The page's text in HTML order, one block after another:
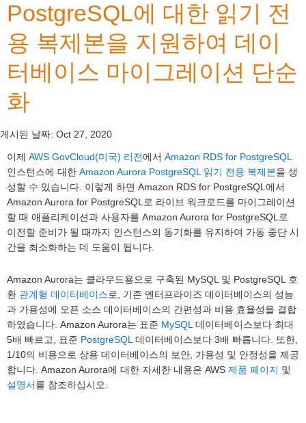
PostgreSQL에 대한 읽기 전
용 복제본을 지원하여 데이
터베이스 마이그레이션 단순
화
게시된 날짜: Oct 27, 2020
이제 AWS GovCloud(미국) 리전에서 Amazon RDS for PostgreSQL
인스턴스에 대한 Amazon Aurora PostgreSQL 읽기 전용 복제본을 생
성할 수 있습니다. 이렇게 하면 Amazon RDS for PostgreSQL에서
Amazon Aurora for PostgreSQL로 라이브 워크로드를 마이그레이션
할 때 애플리케이션과 사용자를 Amazon Aurora for PostgreSQL로
이전할 준비가 될 때까지 인스턴스의 동기화를 유지하여 가동 중단 시
간을 최소화하는 데 도움이 됩니다.
Amazon Aurora는 클라우드용으로 구축된 MySQL 및 PostgreSQL 호
환 관계형 데이터베이스로, 기존 엔터프라이즈 데이터베이스의 성능
과 가용성에 오픈 소스 데이터베이스의 간편성과 비용 효율성을 결합
하였습니다. Amazon Aurora는 표준 MySQL 데이터베이스보다 최대
5배 빠르고, 표준 PostgreSQL 데이터베이스보다 3배 빠릅니다. 또한,
1/10의 비용으로 상용 데이터베이스의 보안, 가용성 및 안정성을 제공
합니다. Amazon Aurora에 대한 자세한 내용은 AWS 제품 페이지 및
설명서를 참조하십시오.